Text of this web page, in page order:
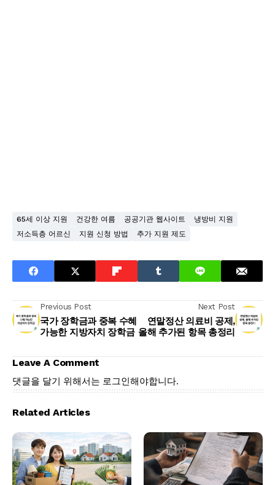
65세 이상 지원 건강한 여름 공공기관 웹사이트
냉방비 지원
저소득층 어르신
지원 신청 방법 추가 지원 제도
Previous Post
국가 장학금과 중복 수혜
가능한 지방자치 장학금
Next Post
연말정산 의료비 공제,
올해 추가된 항목 총정리
Leave A Comment
댓글을 달기 위해서는 로그인해야합니다.
Related Articles